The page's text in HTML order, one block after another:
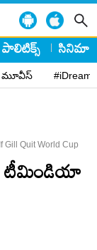
పాలిటిక్స్ సినిమా
మూవీస్
Gill Quit World Cup
టీమిండియా